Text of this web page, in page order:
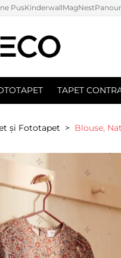
PusKinderwallMagNest
TAPET
și Fototapet Blouse,